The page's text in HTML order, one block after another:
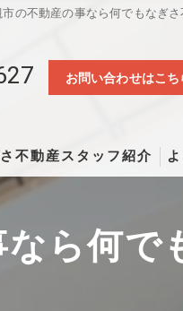
の不動産の事なら何でもなぎさ
お問い合わせはこち
不動産スタッフ紹介
ら何で